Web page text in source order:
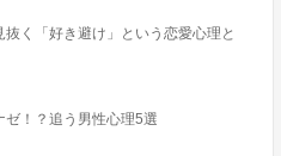
く「好き避け」という恋愛心理と
！？追う男性心理5選